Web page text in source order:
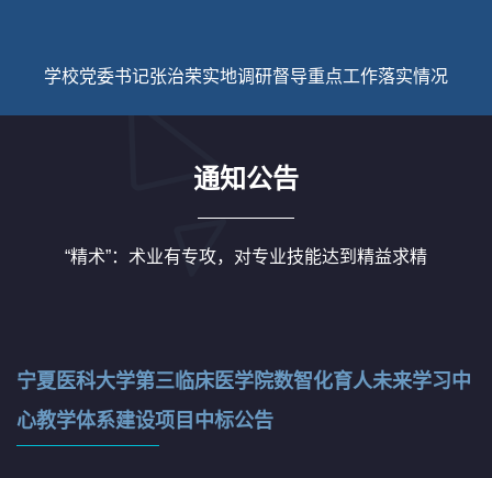
学校党委书记张治荣实地调研督导重点工作落实情况
通知公告
“精术”：术业有专攻，对专业技能达到精益求精
08
宁夏医科大学第三临床医学院数智化育人未来学习中
心教学体系建设项目中标公告